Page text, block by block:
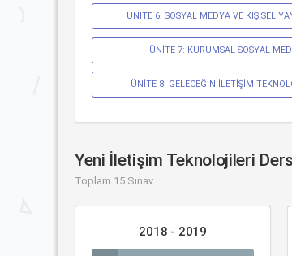
ÜNİTE 6: SOSYAL MEDYA VE KİŞİSEL
ÜNİTE 7: KURUMSAL SOSYAL
ÜNİTE 8: GELECEĞİN İLETİŞİM
Yeni İletişim Teknolojileri
Toplam 15 Sınav
2018 - 2019